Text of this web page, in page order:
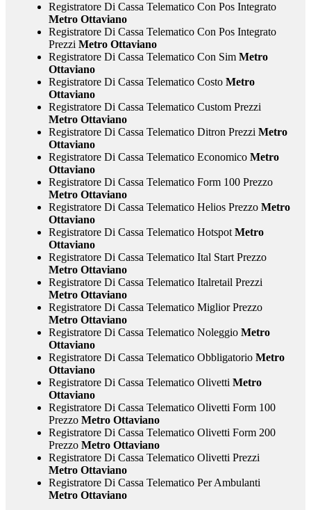
Registratore Di Cassa Telematico Con Pos Integrato
Metro Ottaviano
Registratore Di Cassa Telematico Con Pos Integrato
PrezziMetro Ottaviano
Registratore Di Cassa Telematico Con SimMetro
Ottaviano
Registratore Di Cassa Telematico CostoMetro
Ottaviano
Registratore Di Cassa Telematico Custom Prezzi
Metro Ottaviano
Registratore Di Cassa Telematico Ditron PrezziMetro
Ottaviano
Registratore Di Cassa Telematico EconomicoMetro
Ottaviano
Registratore Di Cassa Telematico Form 100 Prezzo
Metro Ottaviano
Registratore Di Cassa Telematico Helios PrezzoMetro
Ottaviano
Registratore Di Cassa Telematico HotspotMetro
Ottaviano
Registratore Di Cassa Telematico Ital Start Prezzo
Metro Ottaviano
Registratore Di Cassa Telematico Italretail Prezzi
Metro Ottaviano
Registratore Di Cassa Telematico Miglior Prezzo
Metro Ottaviano
Registratore Di Cassa Telematico NoleggioMetro
Ottaviano
Registratore Di Cassa Telematico ObbligatorioMetro
Ottaviano
Registratore Di Cassa Telematico OlivettiMetro
Ottaviano
Registratore Di Cassa Telematico Olivetti Form 100
PrezzoMetro Ottaviano
Registratore Di Cassa Telematico Olivetti Form 200
PrezzoMetro Ottaviano
Registratore Di Cassa Telematico Olivetti Prezzi
Metro Ottaviano
Registratore Di Cassa Telematico Per Ambulanti
Metro Ottaviano